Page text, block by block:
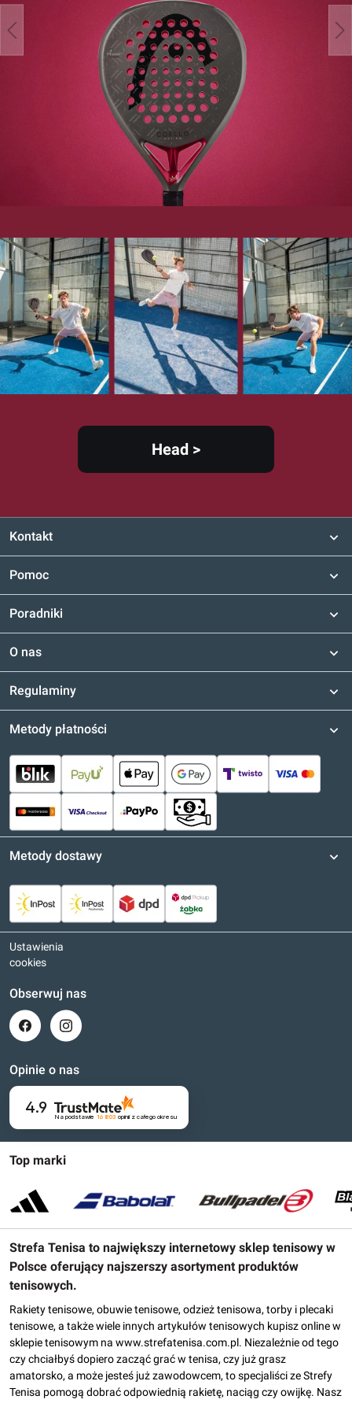
Head >
Kontakt
Pomoc
Poradniki
O nas
Regulaminy
Top marki
Strefa Tenisa to największy internetowy sklep tenisowy w
Polsce oferujący najszerszy asortyment produktów
tenisowych.
Rakiety tenisowe, obuwie tenisowe, odzież tenisowa, torby i plecaki
tenisowe, a także wiele innych artykułów tenisowych kupisz online w
sklepie tenisowym na www.strefatenisa.com.pl. Niezależnie od tego
czy chciałbyś dopiero zacząć grać w tenisa, czy już grasz
amatorsko, a może jesteś już zawodowcem, to specjaliści ze Strefy
Tenisa pomogą dobrać odpowiednią rakietę, naciąg czy owijkę. Nasz
Metody płatności
Metody dostawy
Ustawienia
cookies
Obserwuj nas
Opinie o nas
4.9
Na podstawie 16 803 opinii z całego okresu